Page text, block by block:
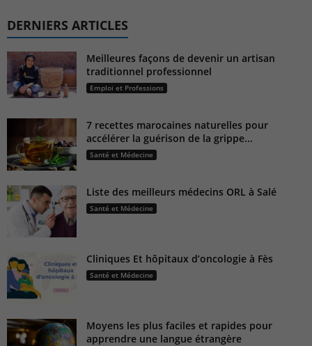
DERNIERS ARTICLES
Meilleures façons de devenir un artisan
traditionnel professionnel
Emploi et Professions
7 recettes marocaines naturelles pour
accélérer la guérison de la grippe...
Santé et Médecine
Liste des meilleurs médecins ORL à Salé
Santé et Médecine
Cliniques Et hôpitaux d’oncologie à Fès
Santé et Médecine
Moyens les plus faciles et rapides pour
apprendre une langue étrangère